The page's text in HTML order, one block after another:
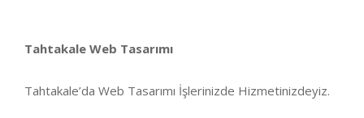
Tahtakale Web Tasarımı
Tahtakale’da Web Tasarımı İşlerinizde Hizmetinizdeyiz.